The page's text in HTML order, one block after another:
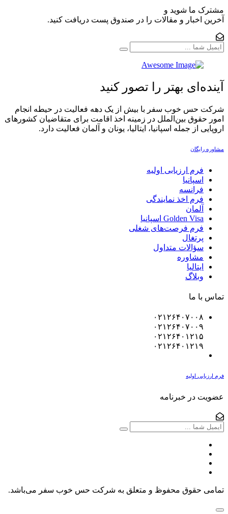
مشترک ما شوید و
آخرین اخبار و مقالات را در صندوق پست دریافت کنید.
آینده‌ای بهتر را تصور کنید
شرکت حس خوب سفر با بیش از یک دهه فعالیت در حیطه انجام
امور حقوق بین‌الملل در زمینه اخذ اقامت برای متقاضیان کشورهای
اروپایی از جمله اسپانیا، ایتالیا، یونان و آلمان فعالیت دارد.‏
مشاوره رایگان
فرم ارزیابی اولیه
اسپانیا
فرانسه
فرم اخذ نمایندگی
آلمان
Golden Visa اسپانيا
فرم فرصت‌های شغلی
پرتغال
سؤالات متداول
مشاوره
ایتالیا
وبلاگ
تماس با ما
۰۲۱۲۶۴۰۷۰۰۸
۰۲۱۲۶۴۰۷۰۰۹
۰۲۱۲۶۴۰۱۲۱۵
۰۲۱۲۶۴۰۱۲۱۹
فرم ارزیابی اولیه
عضویت در خبرنامه
تمامی حقوق محفوظ و متعلق به شرکت حس خوب سفر می‌باشد.